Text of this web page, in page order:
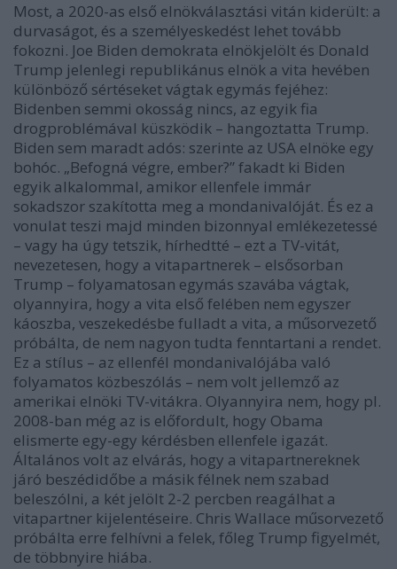
Most, a 2020-as első elnökválasztási vitán kiderült: a
durvaságot, és a személyeskedést lehet tovább
fokozni. Joe Biden demokrata elnökjelölt és Donald
Trump jelenlegi republikánus elnök a vita hevében
különböző sértéseket vágtak egymás fejéhez:
Bidenben semmi okosság nincs, az egyik fia
drogproblémával küszködik – hangoztatta Trump.
Biden sem maradt adós: szerinte az USA elnöke egy
bohóc. „Befogná végre, ember?” fakadt ki Biden
egyik alkalommal, amikor ellenfele immár
sokadszor szakította meg a mondanivalóját. És ez a
vonulat teszi majd minden bizonnyal emlékezetessé
– vagy ha úgy tetszik, hírhedtté – ezt a TV-vitát,
nevezetesen, hogy a vitapartnerek – elsősorban
Trump – folyamatosan egymás szavába vágtak,
olyannyira, hogy a vita első felében nem egyszer
káoszba, veszekedésbe fulladt a vita, a műsorvezető
próbálta, de nem nagyon tudta fenntartani a rendet.
Ez a stílus – az ellenfél mondanivalójába való
folyamatos közbeszólás – nem volt jellemző az
amerikai elnöki TV-vitákra. Olyannyira nem, hogy pl.
2008-ban még az is előfordult, hogy Obama
elismerte egy-egy kérdésben ellenfele igazát.
Általános volt az elvárás, hogy a vitapartnereknek
járó beszédidőbe a másik félnek nem szabad
beleszólni, a két jelölt 2-2 percben reagálhat a
vitapartner kijelentéseire. Chris Wallace műsorvezető
próbálta erre felhívni a felek, főleg Trump figyelmét,
de többnyire hiába.